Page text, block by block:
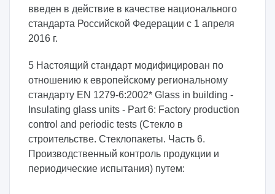
введен в действие в качестве национального
стандарта Российской Федерации с 1 апреля
2016 г.
5 Настоящий стандарт модифицирован по
отношению к европейскому региональному
стандарту EN 1279-6:2002* Glass in building -
Insulating glass units - Part 6: Factory production
control and periodic tests (Стекло в
строительстве. Стеклопакеты. Часть 6.
Производственный контроль продукции и
периодические испытания) путем: